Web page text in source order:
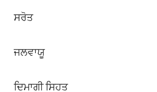
ਸਰੋਤ
ਜਲਵਾਯੂ
ਦਿਮਾਗੀ ਸਿਹਤ